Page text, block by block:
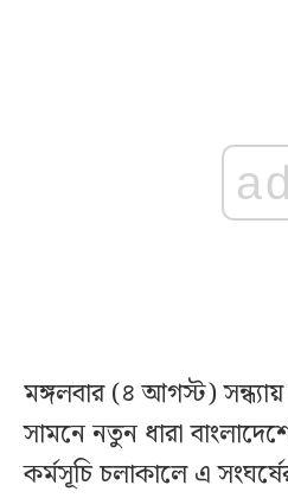
ad
মঙ্গলবার (৪ আগস্ট) সন্ধ্যায়
সামনে নতুন ধারা
কর্মসূচি চলাকালে এ